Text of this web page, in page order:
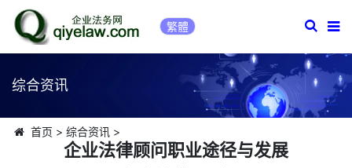
繁體
综合资讯
首页 > 综合资讯>
企业法律顾问职业途径与发展